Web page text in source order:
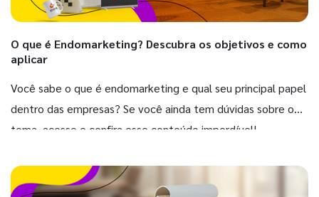
O que é Endomarketing? Descubra os objetivos e como
aplicar
Você sabe o que é endomarketing e qual seu principal papel
dentro das empresas? Se você ainda tem dúvidas sobre o
tema, acesse e confira esse conteúdo imperdível!